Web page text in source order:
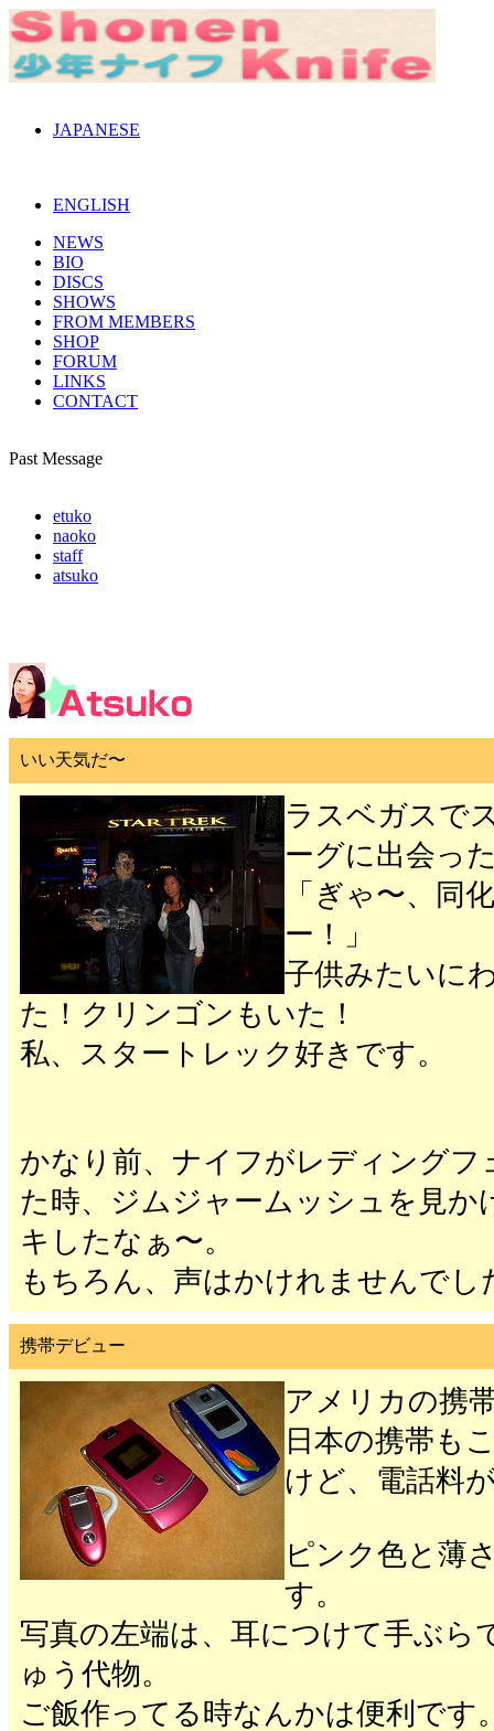
JAPANESE
ENGLISH
NEWS
BIO
DISCS
SHOWS
FROM MEMBERS
SHOP
FORUM
LINKS
CONTACT
Past Message
etuko
naoko
staff
atsuko
いい天気だ〜
ラスベガスで
ーグに出会っ
「ぎゃ〜、同
ー！」
子供みたいに
た！クリンゴンもいた！
私、スタートレック好きです。
かなり前、ナイフがレディングフ
た時、ジムジャームッシュを見か
キしたなぁ〜。
もちろん、声はかけれませんでし
携帯デビュー
アメリカの携
日本の携帯も
けど、電話料
ピンク色と薄
す。
写真の左端は、耳につけて手ぶら
ゅう代物。
ご飯作ってる時なんかは便利です